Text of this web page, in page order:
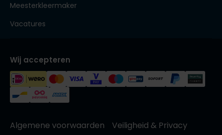
Meesterkleermaker
Vacatures
Wij accepteren
Algemene voorwaarden
Veiligheid & Privacy